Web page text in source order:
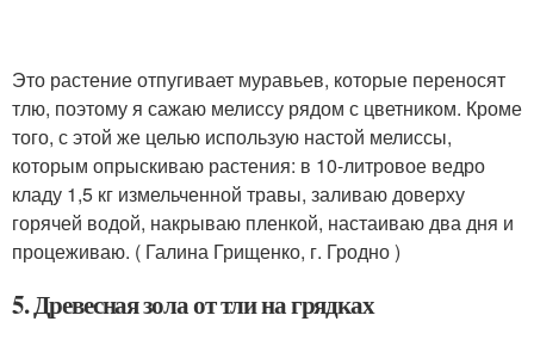
Это растение отпугивает муравьев, которые переносят
тлю, поэтому я сажаю мелиссу рядом с цветником. Кроме
того, с этой же целью использую настой мелиссы,
которым опрыскиваю растения: в 10-литровое ведро
кладу 1,5 кг измельченной травы, заливаю доверху
горячей водой, накрываю пленкой, настаиваю два дня и
процеживаю. ( Галина Грищенко, г. Гродно )
5. Древесная зола от тли на грядках